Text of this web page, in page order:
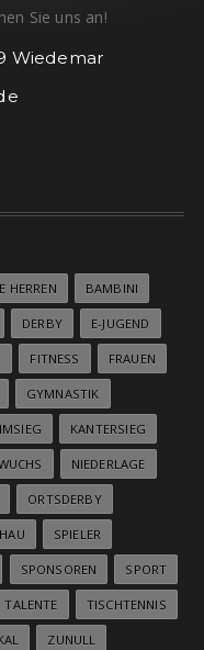
Sie uns an!
Wiedemar
HERREN BAMBINI
DERBY E-JUGEND
FITNESS FRAUEN
GYMNASTIK
KANTERSIEG
NIEDERLAGE
ORTSDERBY
SPIELER
SPONSOREN SPORT
TALENTE TISCHTENNIS
ZUNULL